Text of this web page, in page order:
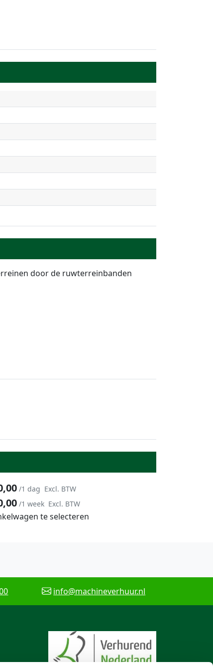
door de ruwterreinbanden
/1 dag Excl. BTW
/1 week Excl. BTW
te selecteren
info@machineverhuur.nl